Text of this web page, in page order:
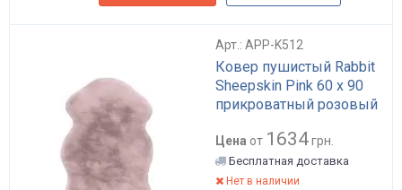
Арт.: APP-K512
Ковер пушистый Rabbit
Sheepskin Pink 60 x 90
прикроватный розовый
Цена от 1634грн.
Бесплатная доставка
Нет в наличии